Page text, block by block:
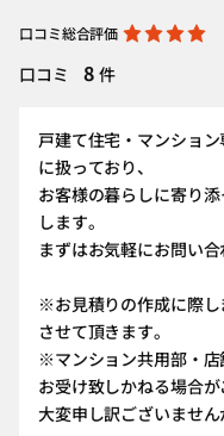
口コミ総合評価
口コミ
8 件
戸建て住宅・マンショ
に扱っており、
お客様の暮らしに寄り
します。
まずはお気軽にお問い合
※お見積りの作成に際
させて頂きます。
※マンション共用部・
お受け致しかねる場合が
大変申し訳ございません